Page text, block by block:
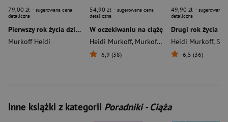
79,00 zł - sugerowana cena
detaliczna
Pierwszy rok życia dziecka wyd. 5
Murkoff Heidi
54,90 zł - sugerowana cena
detaliczna
W oczekiwaniu na ciążę
Heidi Murkoff, Murkoff Heidi
6,9 (38)
49,90 zł - sugerowana
detaliczna
Drugi rok życia
Heidi Murkoff,
6,5 (36)
Inne książki z kategorii Poradniki - Ciąża